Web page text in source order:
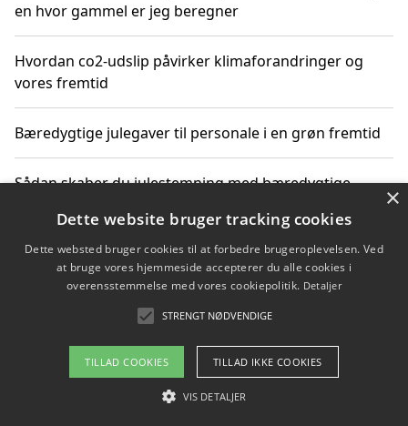
en hvor gammel er jeg beregner
Hvordan co2-udslip påvirker klimaforandringer og
vores fremtid
Bæredygtige julegaver til personale i en grøn fremtid
Sådan skaber du julestemning med bæredygtige
Sådan skaber du et bæredygtigt hjem med familien i
Copyright 2026 - Pilanto Aps
Om / kontakt
×
Dette website bruger tracking cookies
Dette websted bruger cookies til at forbedre brugeroplevelsen. Ved
at bruge vores hjemmeside accepterer du alle cookies i
overensstemmelse med vores cookiepolitik. Detaljer
STRENGT NØDVENDIGE
TILLAD COOKIES TILLAD IKKE COOKIES
VIS DETALJER